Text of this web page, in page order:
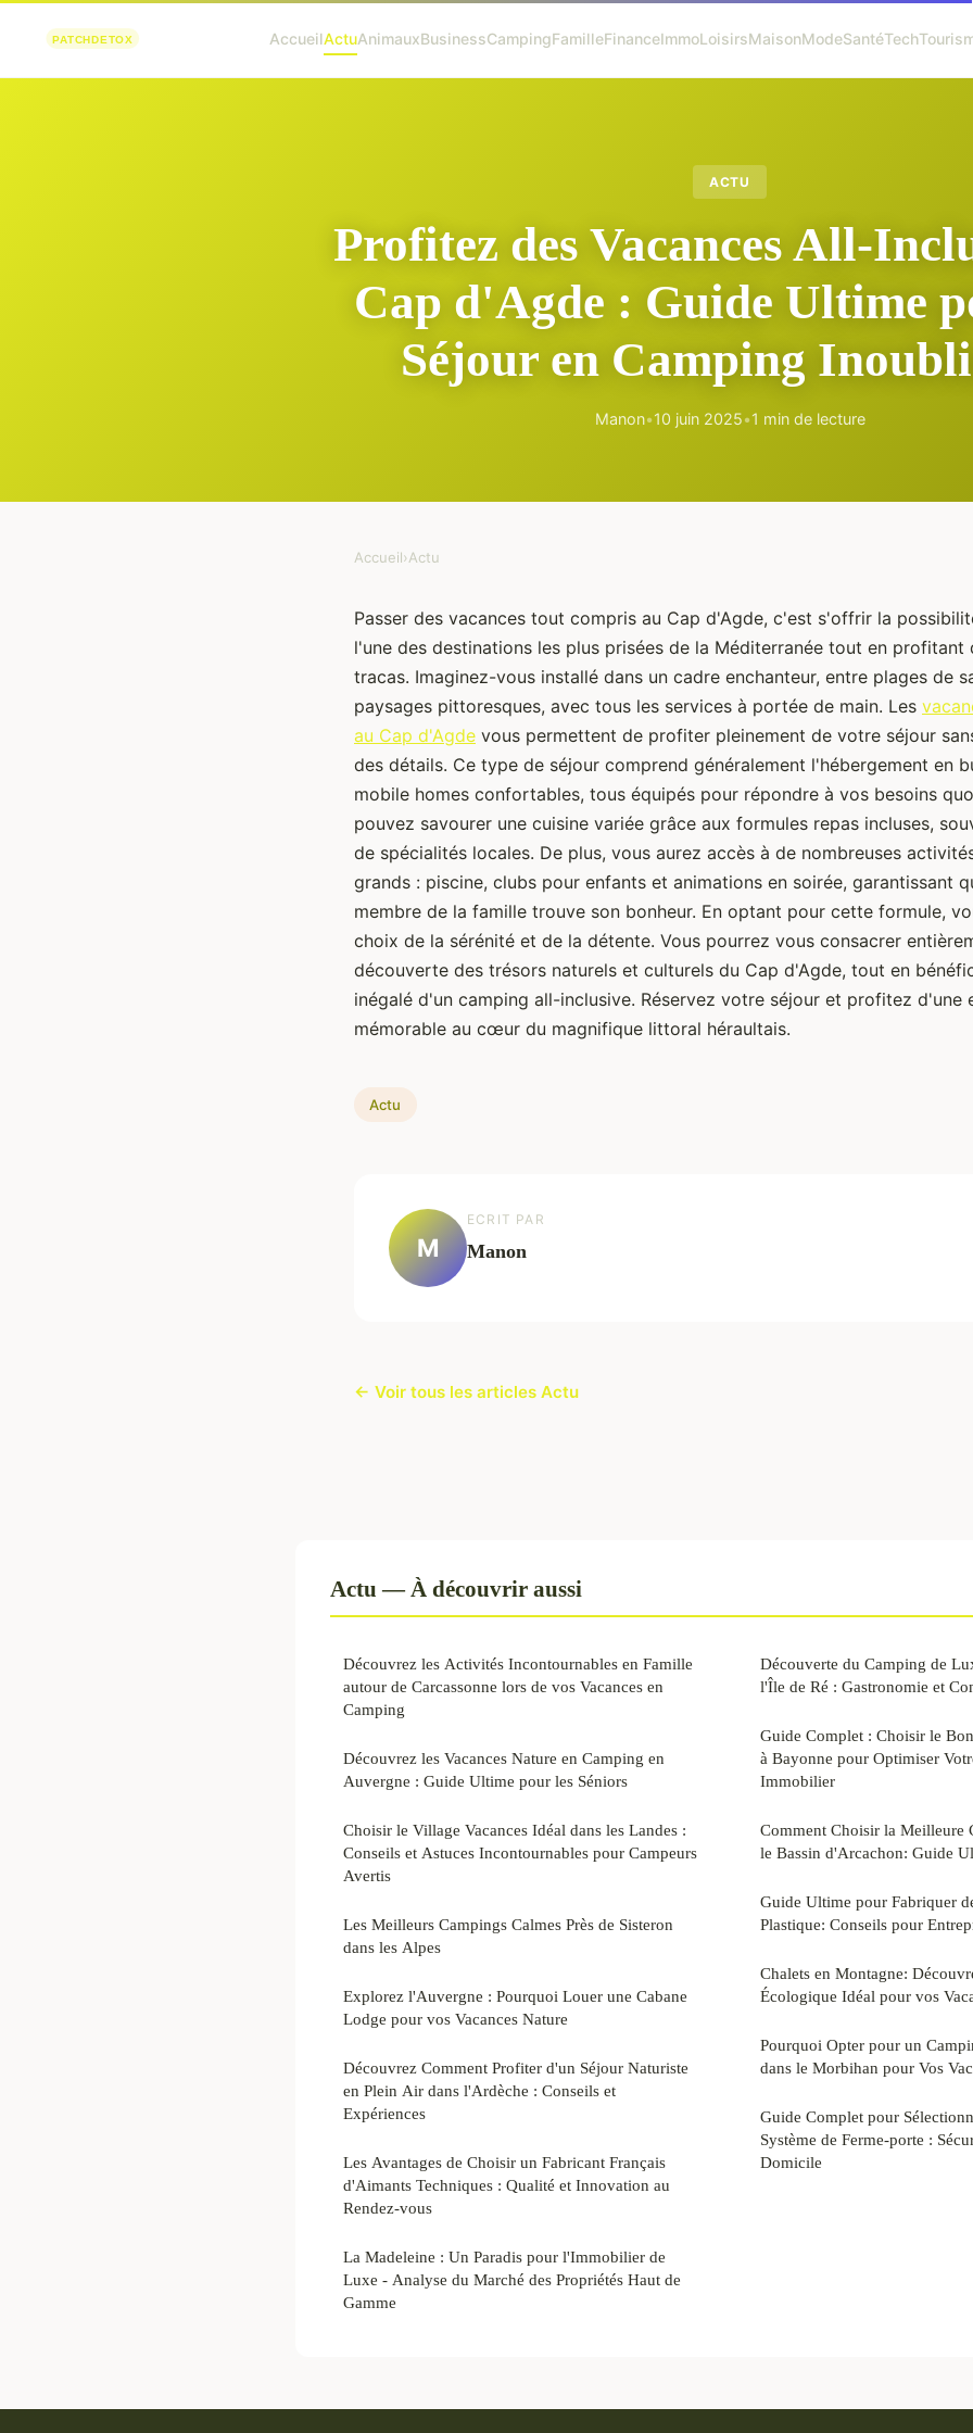
AccueilActuAnimauxBusinessCampingFamilleFinanceImmoLoisirsMaisonModeSantéTech
ACTU
Profitez des Vacances All-
Cap d'Agde : Guide Ultime
Séjour en Camping
Manon•10 juin 2025•1 min de lecture
Accueil›Actu
Passer des vacances tout compris au Cap d'Agde, c'est s'offrir la
l'une des destinations les plus prisées de la Méditerranée tout en profitant
tracas. Imaginez-vous installé dans un cadre enchanteur, entre plages de
paysages pittoresques, avec tous les services à portée de main. Les
au Cap d'Agde vous permettent de profiter pleinement de votre séjour
des détails. Ce type de séjour comprend généralement l'hébergement en
mobile homes confortables, tous équipés pour répondre à vos besoins
pouvez savourer une cuisine variée grâce aux formules repas incluses,
de spécialités locales. De plus, vous aurez accès à de nombreuses
grands : piscine, clubs pour enfants et animations en soirée, garantissant
membre de la famille trouve son bonheur. En optant pour cette formule,
choix de la sérénité et de la détente. Vous pourrez vous consacrer
découverte des trésors naturels et culturels du Cap d'Agde, tout en
inégalé d'un camping all-inclusive. Réservez votre séjour et profitez d'une
mémorable au cœur du magnifique littoral héraultais.
Actu
M
ECRIT PAR
Manon
← Voir tous les articles Actu
Actu — À découvrir aussi
Découvrez les Activités Incontournables en Famille
autour de Carcassonne lors de vos Vacances en
Camping
Découvrez les Vacances Nature en Camping en
Auvergne : Guide Ultime pour les Séniors
Choisir le Village Vacances Idéal dans les Landes :
Conseils et Astuces Incontournables pour Campeurs
Avertis
Les Meilleurs Campings Calmes Près de Sisteron
dans les Alpes
Explorez l'Auvergne : Pourquoi Louer une Cabane
Lodge pour vos Vacances Nature
Découvrez Comment Profiter d'un Séjour Naturiste
en Plein Air dans l'Ardèche : Conseils et
Expériences
Les Avantages de Choisir un Fabricant Français
d'Aimants Techniques : Qualité et Innovation au
Rendez-vous
La Madeleine : Un Paradis pour l'Immobilier de
Luxe - Analyse du Marché des Propriétés Haut de
Gamme
Découverte du Camping de
l'Île de Ré : Gastronomie et
Guide Complet : Choisir le
à Bayonne pour Optimiser
Immobilier
Comment Choisir la Meilleure
le Bassin d'Arcachon: Guide
Guide Ultime pour Fabriquer
Plastique: Conseils pour
Chalets en Montagne:
Écologique Idéal pour vos
Pourquoi Opter pour un
dans le Morbihan pour Vos
Guide Complet pour
Système de Ferme-porte :
Domicile